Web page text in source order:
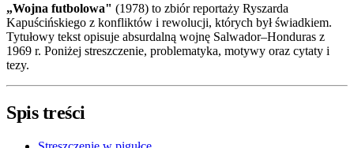
„Wojna futbolowa" (1978) to zbiór reportaży Ryszarda
Kapuścińskiego z konfliktów i rewolucji, których był świadkiem.
Tytułowy tekst opisuje absurdalną wojnę Salwador–Honduras z
1969 r. Poniżej streszczenie, problematyka, motywy oraz cytaty i
tezy.
Spis treści